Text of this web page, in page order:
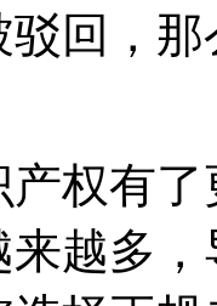
回，
权有
越多